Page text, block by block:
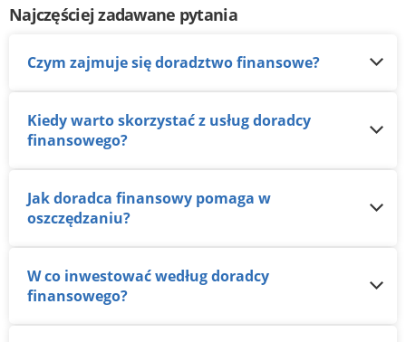
Najczęściej zadawane pytania
Czym zajmuje się doradztwo finansowe?
Kiedy warto skorzystać z usług doradcy
finansowego?
Jak doradca finansowy pomaga w
oszczędzaniu?
W co inwestować według doradcy
finansowego?